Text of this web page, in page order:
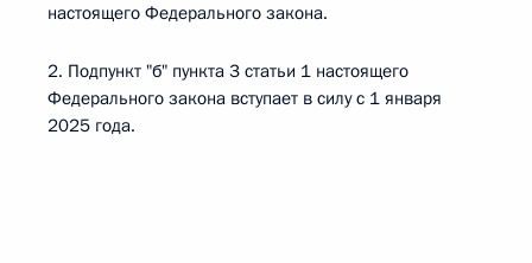
настоящего Федерального закона.
2. Подпункт "б" пункта 3 статьи 1 настоящего
Федерального закона вступает в силу с 1 января
2025 года.